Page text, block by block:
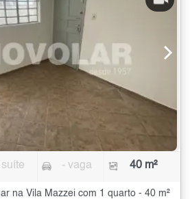
suíte - vaga 40 m²
na Vila Mazzei com 1 quarto - 40 m²